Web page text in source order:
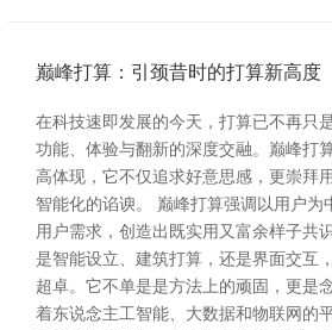
巅峰打算：引颈昔时的打算新高度
在科技速即发展的今天，打算已不再只
功能、体验与翻新的深度交融。巅峰打
高体现，它不仅追求好意思感，更崇拜
智能化的谄谀。 巅峰打算强调以用户为
用户需求，创造出既实用又富余样子共
是智能设立、建筑打算，还是界面交互
超卓。它不单是是方法上的顽固，更是
着东说念主工智能、大数据和物联网的